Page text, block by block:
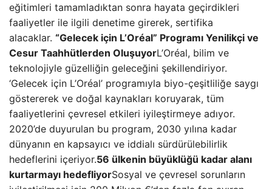
eğitimleri tamamladıktan sonra hayata geçirdikleri
faaliyetler ile ilgili denetime girerek, sertifika
alacaklar. “Gelecek için L’Oréal” Programı Yenilikçi ve
Cesur Taahhütlerden OluşuyorL’Oréal, bilim ve
teknolojiyle güzelliğin geleceğini şekillendiriyor.
‘Gelecek için L’Oréal’ programıyla biyo-çeşitliliğe saygı
göstererek ve doğal kaynakları koruyarak, tüm
faaliyetlerini çevresel etkileri iyileştirmeye adıyor.
2020’de duyurulan bu program, 2030 yılına kadar
dünyanın en kapsayıcı ve iddialı sürdürülebilirlik
hedeflerini içeriyor.56 ülkenin büyüklüğü kadar alanı
kurtarmayı hedefliyorSosyal ve çevresel sorunların